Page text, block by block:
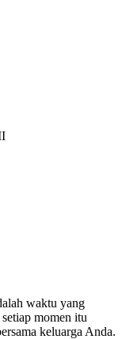
waktu yang
momen itu
keluarga Anda.